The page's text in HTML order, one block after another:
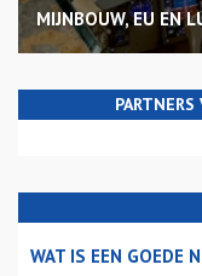
MIJNBOUW, EU EN
WAT IS EEN GOEDE